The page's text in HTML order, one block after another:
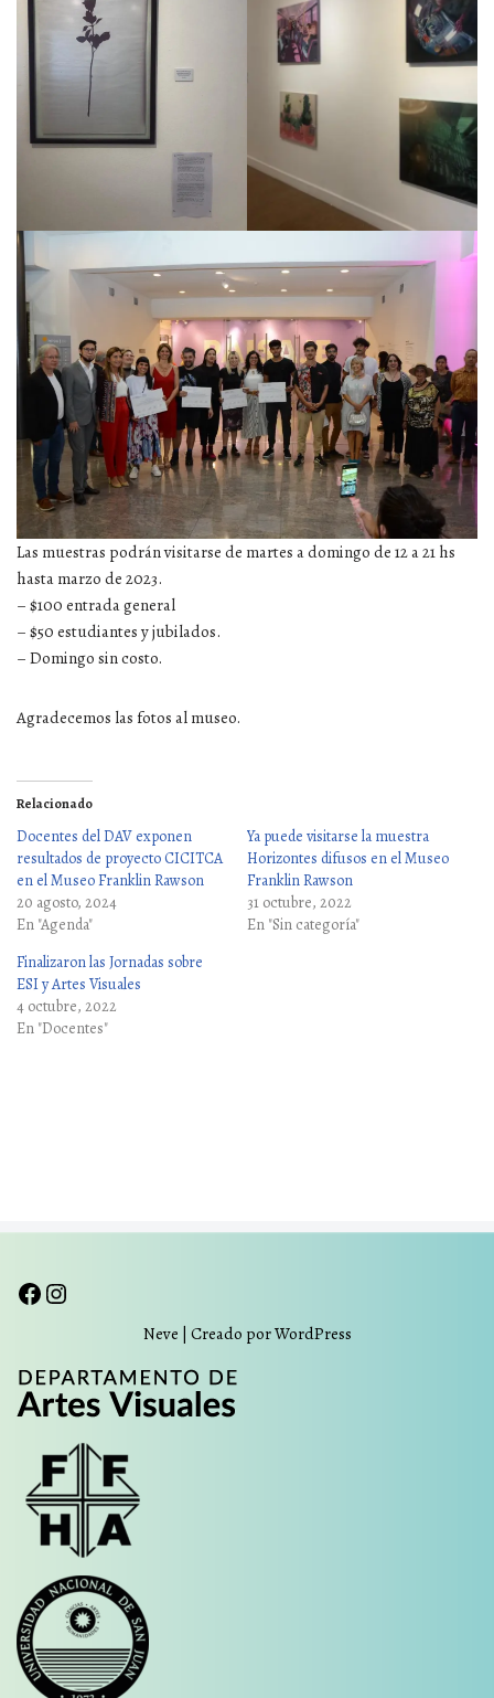
Las muestras podrán visitarse de martes a domingo de 12 a 21 hs
hasta marzo de 2023.
– $100 entrada general
– $50 estudiantes y jubilados.
– Domingo sin costo.
Agradecemos las fotos al museo.
Relacionado
Docentes del DAV exponen
resultados de proyecto CICITCA
en el Museo Franklin Rawson
20 agosto, 2024
En "Agenda"
Ya puede visitarse la muestra
Horizontes difusos en el Museo
Franklin Rawson
31 octubre, 2022
En "Sin categoría"
Finalizaron las Jornadas sobre
ESI y Artes Visuales
4 octubre, 2022
En "Docentes"
Neve | Creado porWordPress